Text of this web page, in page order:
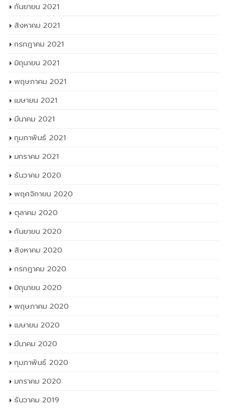
กันยายน 2021
สิงหาคม 2021
กรกฎาคม 2021
มิถุนายน 2021
พฤษภาคม 2021
เมษายน 2021
มีนาคม 2021
กุมภาพันธ์ 2021
มกราคม 2021
ธันวาคม 2020
พฤศจิกายน 2020
ตุลาคม 2020
กันยายน 2020
สิงหาคม 2020
กรกฎาคม 2020
มิถุนายน 2020
พฤษภาคม 2020
เมษายน 2020
มีนาคม 2020
กุมภาพันธ์ 2020
มกราคม 2020
ธันวาคม 2019